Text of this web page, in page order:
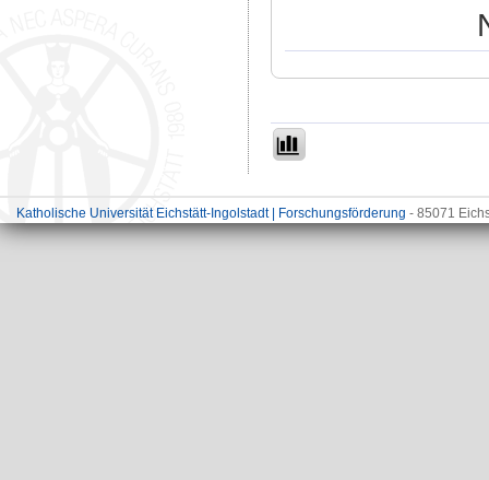
Katholische Universität Eichstätt-Ingolstadt | Forschungsförderung - 85071